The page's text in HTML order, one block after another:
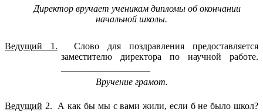
Директор вручает ученикам дипломы об окончании
начальной школы.
Ведущий 1. Слово для поздравления предоставляется
заместителю директора по научной работе.
Вручение грамот.
Ведущий 2. А как бы мы с вами жили, если б не было школ?